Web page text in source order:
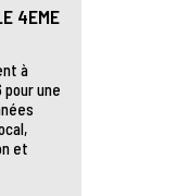
4EME
à
pour une
et